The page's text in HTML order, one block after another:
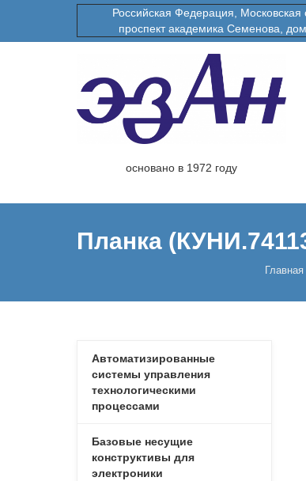
Российская Федерация, Московская
проспект академика Семенова,
основано в 1972 году
Планка
Главная
Автоматизированные
системы управления
технологическими
процессами
Базовые несущие
конструктивы для
электроники